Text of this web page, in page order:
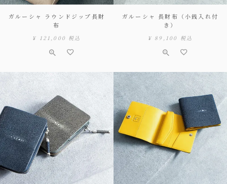
ガルーシャ ラウンドジップ長財
布
¥ 121,000 税込
ガルーシャ 長財布（小銭入れ付
き）
¥ 89,100 税込